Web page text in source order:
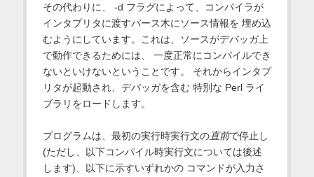
その代わりに、 -d フラグによって、コンパイラが
インタプリタに渡すパース木にソース情報を 埋め込
むようにしています。これは、ソースがデバッガ上
で動作できるためには、 一度正常にコンパイルでき
ないといけないということです。 それからインタプ
リタが起動され、デバッガを含む 特別な Perl ライ
ブラリをロードします。
プログラムは、最初の実行時実行文の直前で停止し
(ただし、以下コンパイル時実行文については後述
します)、以下に示すいずれかの コマンドが入力さ